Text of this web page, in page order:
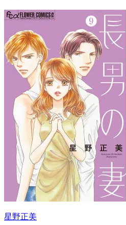
星野正美